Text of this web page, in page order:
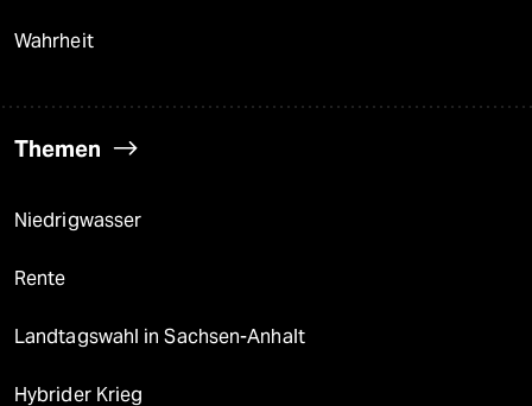
Wahrheit
Themen
Niedrigwasser
Rente
Landtagswahl in Sachsen-Anhalt
Hybrider Krieg